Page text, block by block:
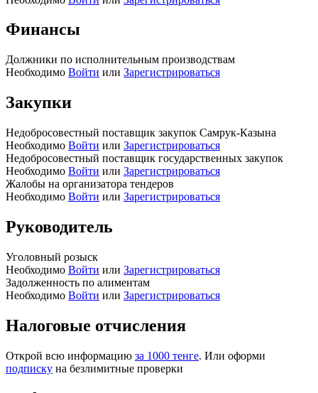
Финансы
Должники по исполнительным производствам
Необходимо Войти или Зарегистрироваться
Закупки
Недобросовестный поставщик закупок Самрук-Казына
Необходимо Войти или Зарегистрироваться
Недобросовестный поставщик государственных закупок
Необходимо Войти или Зарегистрироваться
Жалобы на организатора тендеров
Необходимо Войти или Зарегистрироваться
Руководитель
Уголовный розыск
Необходимо Войти или Зарегистрироваться
Задолженность по алиментам
Необходимо Войти или Зарегистрироваться
Налоговые отчисления
Открой всю информацию за 1000 тенге. Или оформи
подписку на безлимитные проверки